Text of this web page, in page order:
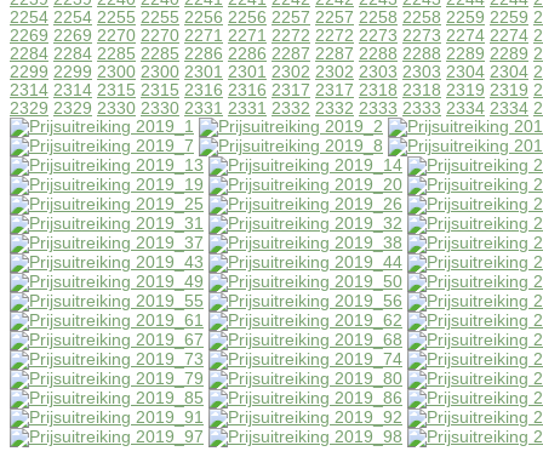
2254 2254 2255 2255 2256 2256 2257 2257 2258 2258 2259 2259
2269 2269 2270 2270 2271 2271 2272 2272 2273 2273 2274 2274
2284 2284 2285 2285 2286 2286 2287 2287 2288 2288 2289 2289
2299 2299 2300 2300 2301 2301 2302 2302 2303 2303 2304 2304
2314 2314 2315 2315 2316 2316 2317 2317 2318 2318 2319 2319
2329 2329 2330 2330 2331 2331 2332 2332 2333 2333 2334 2334